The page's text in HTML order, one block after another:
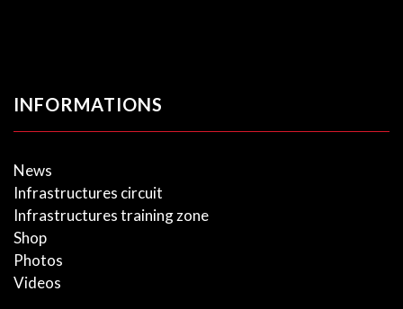
INFORMATIONS
News
Infrastructures circuit
Infrastructures training zone
Shop
Photos
Videos